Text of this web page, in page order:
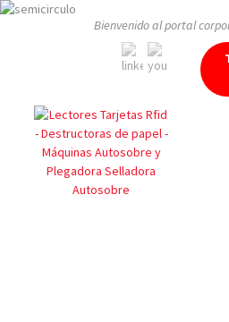
Bienvenido al portal